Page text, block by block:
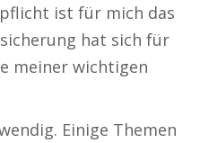
ist für mich das
hat sich für
meiner wichtigen
Einige Themen